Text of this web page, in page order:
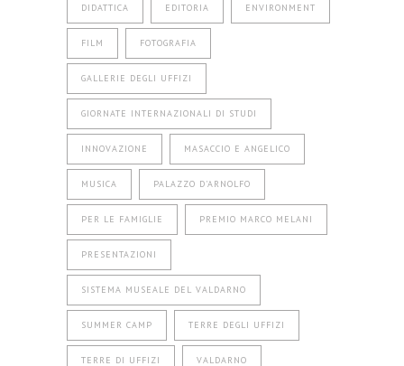
DIDATTICA EDITORIA ENVIRONMENT
FILM FOTOGRAFIA
GALLERIE DEGLI UFFIZI
GIORNATE INTERNAZIONALI DI STUDI
INNOVAZIONE MASACCIO E ANGELICO
MUSICA PALAZZO D'ARNOLFO
PER LE FAMIGLIE PREMIO MARCO MELANI
PRESENTAZIONI
SISTEMA MUSEALE DEL VALDARNO
SUMMER CAMP TERRE DEGLI UFFIZI
TERRE DI UFFIZI VALDARNO